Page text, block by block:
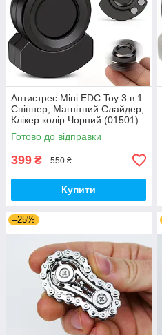
Антистрес Mini EDC Toy 3 в 1
Спіннер, Магнітний Слайдер,
Клікер колір Чорний (01501)
Готово до відправки
399 ₴ 550 ₴
Купити
–25%